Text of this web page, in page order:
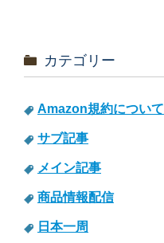
カテゴリー
Amazon規約について
サブ記事
メイン記事
商品情報配信
日本一周